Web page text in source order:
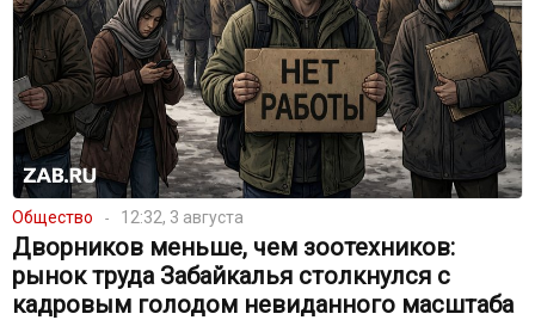
Общество 12:32, 3 августа
Дворников меньше, чем зоотехников:
рынок труда Забайкалья столкнулся с
кадровым голодом невиданного масштаба